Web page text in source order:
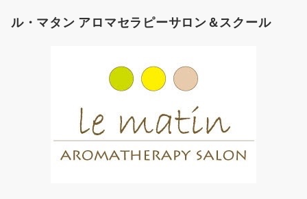
ー
ル・マタン アロマセラピーサロン＆スクール